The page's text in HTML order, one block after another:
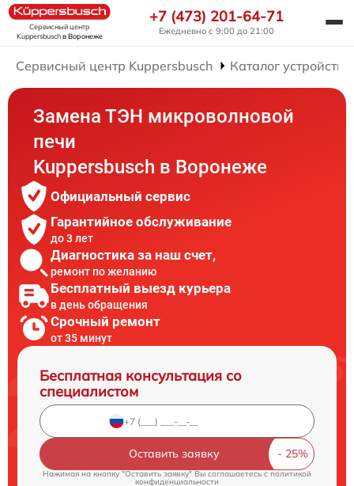
Сервисный центр
Kuppersbuschв Воронеже
+7 (473) 201-64-71
Ежедневно с 9:00 до 21:00
Сервисный центр Kuppersbusch Каталог устройств
Замена ТЭН микроволновой
печи
Kuppersbusch в Воронеже
Официальный сервис
Гарантийное обслуживание
до 3 лет
Диагностика за наш счет,
ремонт по желанию
Бесплатный выезд курьера
в день обращения
Срочный ремонт
от 35 минут
Бесплатная консультация со
специалистом
Оставить заявку
Нажимая на кнопку "Оставить заявку" Вы соглашаетесь c политикой
конфиденциальности